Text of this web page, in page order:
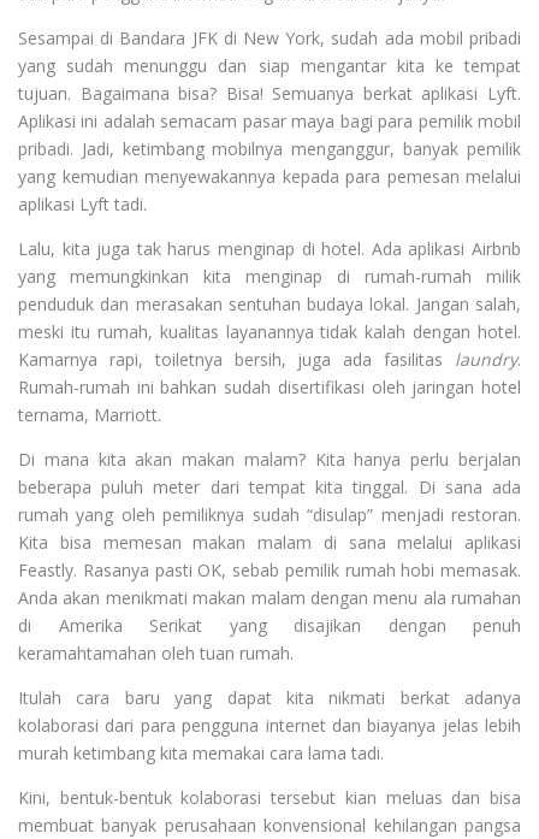
Sesampai di Bandara JFK di New York, sudah ada mobil pribadi
yang sudah menunggu dan siap mengantar kita ke tempat
tujuan. Bagaimana bisa? Bisa! Semuanya berkat aplikasi Lyft.
Aplikasi ini adalah semacam pasar maya bagi para pemilik mobil
pribadi. Jadi, ketimbang mobilnya menganggur, banyak pemilik
yang kemudian menyewakannya kepada para pemesan melalui
aplikasi Lyft tadi.
Lalu, kita juga tak harus menginap di hotel. Ada aplikasi Airbnb
yang memungkinkan kita menginap di rumah-rumah milik
penduduk dan merasakan sentuhan budaya lokal. Jangan salah,
meski itu rumah, kualitas layanannya tidak kalah dengan hotel.
Kamarnya rapi, toiletnya bersih, juga ada fasilitas laundry.
Rumah-rumah ini bahkan sudah disertifikasi oleh jaringan hotel
ternama, Marriott.
Di mana kita akan makan malam? Kita hanya perlu berjalan
beberapa puluh meter dari tempat kita tinggal. Di sana ada
rumah yang oleh pemiliknya sudah “disulap” menjadi restoran.
Kita bisa memesan makan malam di sana melalui aplikasi
Feastly. Rasanya pasti OK, sebab pemilik rumah hobi memasak.
Anda akan menikmati makan malam dengan menu ala rumahan
di Amerika Serikat yang disajikan dengan penuh
keramahtamahan oleh tuan rumah.
Itulah cara baru yang dapat kita nikmati berkat adanya
kolaborasi dari para pengguna internet dan biayanya jelas lebih
murah ketimbang kita memakai cara lama tadi.
Kini, bentuk-bentuk kolaborasi tersebut kian meluas dan bisa
membuat banyak perusahaan konvensional kehilangan pangsa